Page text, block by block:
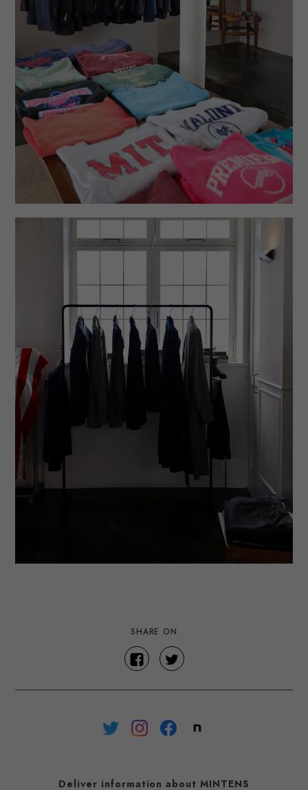
SHARE ON
Deliver information about MINTENS